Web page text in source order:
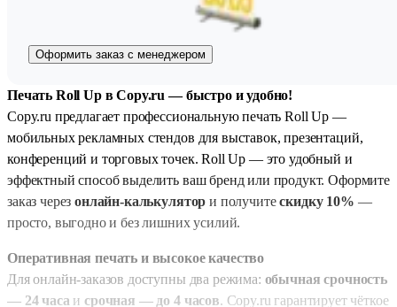
Оформить заказ с менеджером
Печать Roll Up в Copy.ru — быстро и удобно!
Copy.ru предлагает профессиональную печать Roll Up —
мобильных рекламных стендов для выставок, презентаций,
конференций и торговых точек. Roll Up — это удобный и
эффектный способ выделить ваш бренд или продукт. Оформите
заказ черезонлайн-калькулятор и получитескидку 10% —
просто, выгодно и без лишних усилий.
Оперативная печать и высокое качество
Для онлайн-заказов доступны два режима: обычная срочность
— 24 часа и срочная — до 4 часов. Copy.ru гарантирует чёткое